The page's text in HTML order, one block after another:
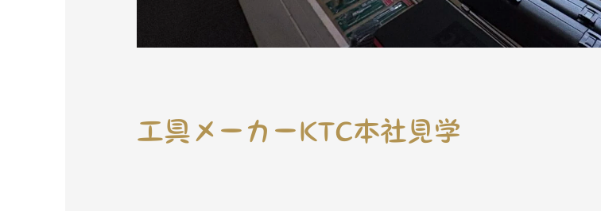
工具メーカーKTC本社見学